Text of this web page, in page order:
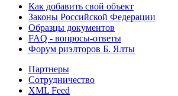
Как добавить свой объект
Законы Российской Федерации
Образцы документов
FAQ - вопросы-ответы
Форум риэлторов Б. Ялты
Партнеры
Сотрудничество
XML Feed